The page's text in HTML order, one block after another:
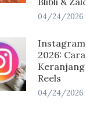
04/24/2026
2026:
Reels
04/24/2026